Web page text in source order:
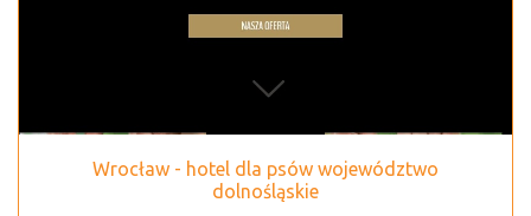
Wrocław - hotel dla psów województwo
dolnośląskie